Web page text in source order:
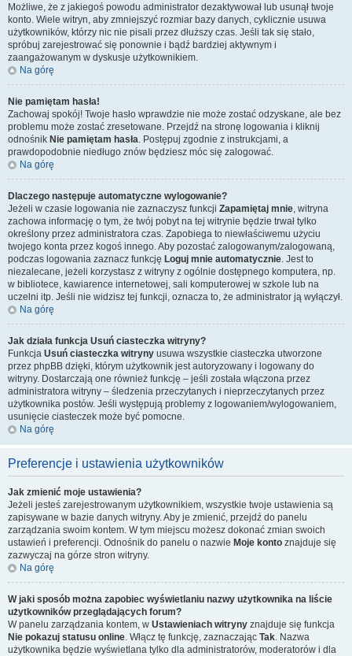
Możliwe, że z jakiegoś powodu administrator dezaktywował lub usunął twoje
konto. Wiele witryn, aby zmniejszyć rozmiar bazy danych, cyklicznie usuwa
użytkowników, którzy nic nie pisali przez dłuższy czas. Jeśli tak się stało,
spróbuj zarejestrować się ponownie i bądź bardziej aktywnym i
zaangażowanym w dyskusje użytkownikiem.
Na górę
Nie pamiętam hasła!
Zachowaj spokój! Twoje hasło wprawdzie nie może zostać odzyskane, ale bez
problemu może zostać zresetowane. Przejdź na stronę logowania i kliknij
odnośnik Nie pamiętam hasła. Postępuj zgodnie z instrukcjami, a
prawdopodobnie niedługo znów będziesz móc się zalogować.
Na górę
Dlaczego następuje automatyczne wylogowanie?
Jeżeli w czasie logowania nie zaznaczysz funkcji Zapamiętaj mnie, witryna
zachowa informację o tym, że twój pobyt na tej witrynie będzie trwał tylko
określony przez administratora czas. Zapobiega to niewłaściwemu użyciu
twojego konta przez kogoś innego. Aby pozostać zalogowanym/zalogowaną,
podczas logowania zaznacz funkcję Loguj mnie automatycznie. Jest to
niezalecane, jeżeli korzystasz z witryny z ogólnie dostępnego komputera, np.
w bibliotece, kawiarence internetowej, sali komputerowej w szkole lub na
uczelni itp. Jeśli nie widzisz tej funkcji, oznacza to, że administrator ją wyłączył.
Na górę
Jak działa funkcja Usuń ciasteczka witryny?
Funkcja Usuń ciasteczka witryny usuwa wszystkie ciasteczka utworzone
przez phpBB dzięki, którym użytkownik jest autoryzowany i logowany do
witryny. Dostarczają one również funkcję – jeśli została włączona przez
administratora witryny – śledzenia przeczytanych i nieprzeczytanych przez
użytkownika postów. Jeśli występują problemy z logowaniem/wylogowaniem,
usunięcie ciasteczek może być pomocne.
Na górę
Preferencje i ustawienia użytkowników
Jak zmienić moje ustawienia?
Jeżeli jesteś zarejestrowanym użytkownikiem, wszystkie twoje ustawienia są
zapisywane w bazie danych witryny. Aby je zmienić, przejdź do panelu
zarządzania swoim kontem. W tym miejscu możesz dokonać zmian swoich
ustawień i preferencji. Odnośnik do panelu o nazwie Moje konto znajduje się
zazwyczaj na górze stron witryny.
Na górę
W jaki sposób można zapobiec wyświetlaniu nazwy użytkownika na liście
użytkowników przeglądających forum?
W panelu zarządzania kontem, w Ustawieniach witryny znajduje się funkcja
Nie pokazuj statusu online. Włącz tę funkcję, zaznaczając Tak. Nazwa
użytkownika będzie wyświetlana tylko dla administratorów, moderatorów i dla